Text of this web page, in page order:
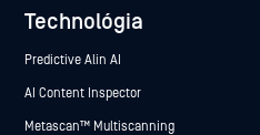
Technológia
Predictive Alin AI
AI Content Inspector
Metascan™ Multiscanning